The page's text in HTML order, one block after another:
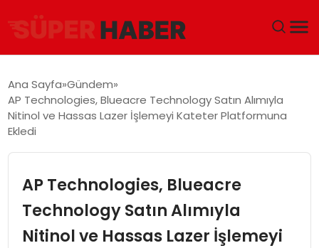
GÜNDEM
EĞITIM
EKONOMI
Ana Sayfa Gündem
AP Technologies, Blueacre Technology Satın Alımıyla
Nitinol ve Hassas Lazer İşlemeyi Kateter Platformuna
Ekledi
AP Technologies, Blueacre
Technology Satın Alımıyla
Nitinol ve Hassas Lazer İşlemeyi